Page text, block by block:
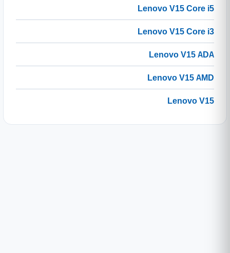
Lenovo V15 Core i5
Lenovo V15 Core i3
Lenovo V15 ADA
Lenovo V15 AMD
Lenovo V15